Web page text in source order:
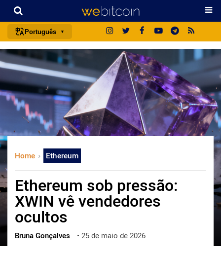
Português
português (BR)
english
español
français
italiano
deutsch
中文
한국어
العربية
ไทย
ქართული
Home Ethereum
Ethereum sob pressão:
XWIN vê vendedores
ocultos
Bruna Gonçalves • 25 de maio de 2026